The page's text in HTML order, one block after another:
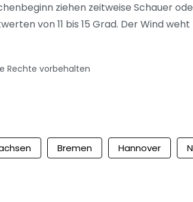
ziehen zeitweise Schauer
von 11 bis 15 Grad. Der Wind
Rechte vorbehalten
Bremen Hannover